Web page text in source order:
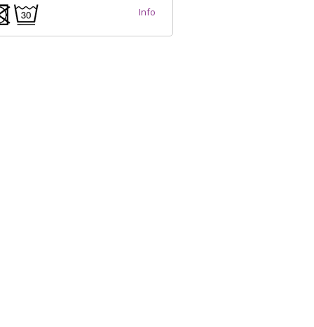
Info